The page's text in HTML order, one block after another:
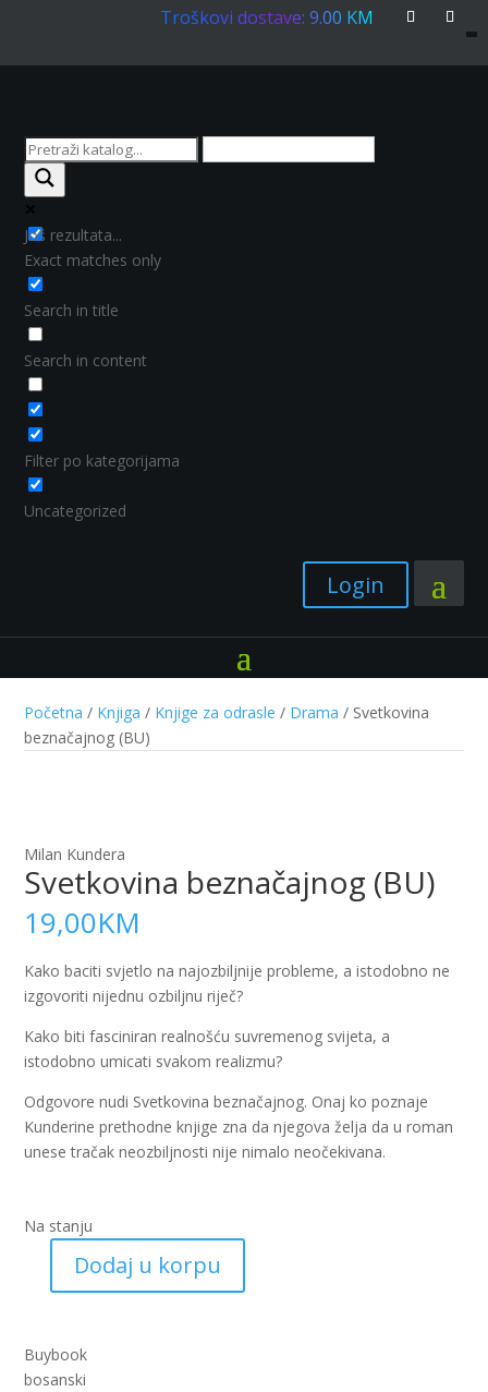
Troškovi dostave: 9.00 KM
Još rezultata...
Exact matches only
Search in title
Search in content
Filter po kategorijama
Uncategorized
Login
Početna / Knjiga / Knjige za odrasle / Drama / Svetkovina
beznačajnog (BU)
Milan Kundera
Svetkovina beznačajnog (BU)
19,00KM
Kako baciti svjetlo na najozbiljnije probleme, a istodobno ne
izgovoriti nijednu ozbiljnu riječ?
Kako biti fasciniran realnošću suvremenog svijeta, a
istodobno umicati svakom realizmu?
Odgovore nudi Svetkovina beznačajnog. Onaj ko poznaje
Kunderine prethodne knjige zna da njegova želja da u roman
unese tračak neozbiljnosti nije nimalo neočekivana.
Na stanju
Svetkovina
količina
Dodaj u korpu
Buybook
bosanski